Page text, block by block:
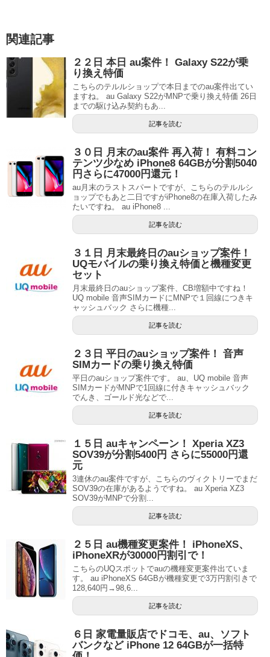
関連記事
２２日 本日 au案件！ Galaxy S22が乗
り換え特価
こちらのテルルショップで本日までのau案件出てい
ますね。 au Galaxy S22がMNPで乗り換え特価 26日
までの駆け込み契約もあ...
記事を読む
３０日 月末のau案件 再入荷！ 有料コン
テンツ少なめ iPhone8 64GBが分割5040
円さらに47000円還元！
au月末のラストスパートですが、こちらのテルルシ
ョップでもあと二日ですがiPhone8の在庫入荷したみ
たいですね。 au iPhone8 ...
記事を読む
３１日 月末最終日のauショップ案件！
UQモバイルの乗り換え特価と機種変更
セット
月末最終日のauショップ案件、CB増額中ですね！
UQ mobile 音声SIMカードにMNPで１回線につきキ
ャッシュバック さらに機種...
記事を読む
２３日 平日のauショップ案件！ 音声
SIMカードの乗り換え特価
平日のauショップ案件です。 au、UQ mobile 音声
SIMカードがMNPで1回線に付きキャッシュバック
でんき、ゴールド光などで...
記事を読む
１５日 auキャンペーン！ Xperia XZ3
SOV39が分割5400円 さらに55000円還
元
3連休のau案件ですが、こちらのヴィクトリーでまだ
SOV39の在庫があるようですね。 au Xperia XZ3
SOV39がMNPで分割...
記事を読む
２５日 au機種変更案件！ iPhoneXS、
iPhoneXRが30000円割引で！
こちらのUQスポットでauの機種変更案件出ていま
す。 au iPhoneXS 64GBが機種変更で3万円割引きで
128,640円→98,6...
記事を読む
６日 家電量販店でドコモ、au、ソフト
バンクなど iPhone 12 64GBが一括特